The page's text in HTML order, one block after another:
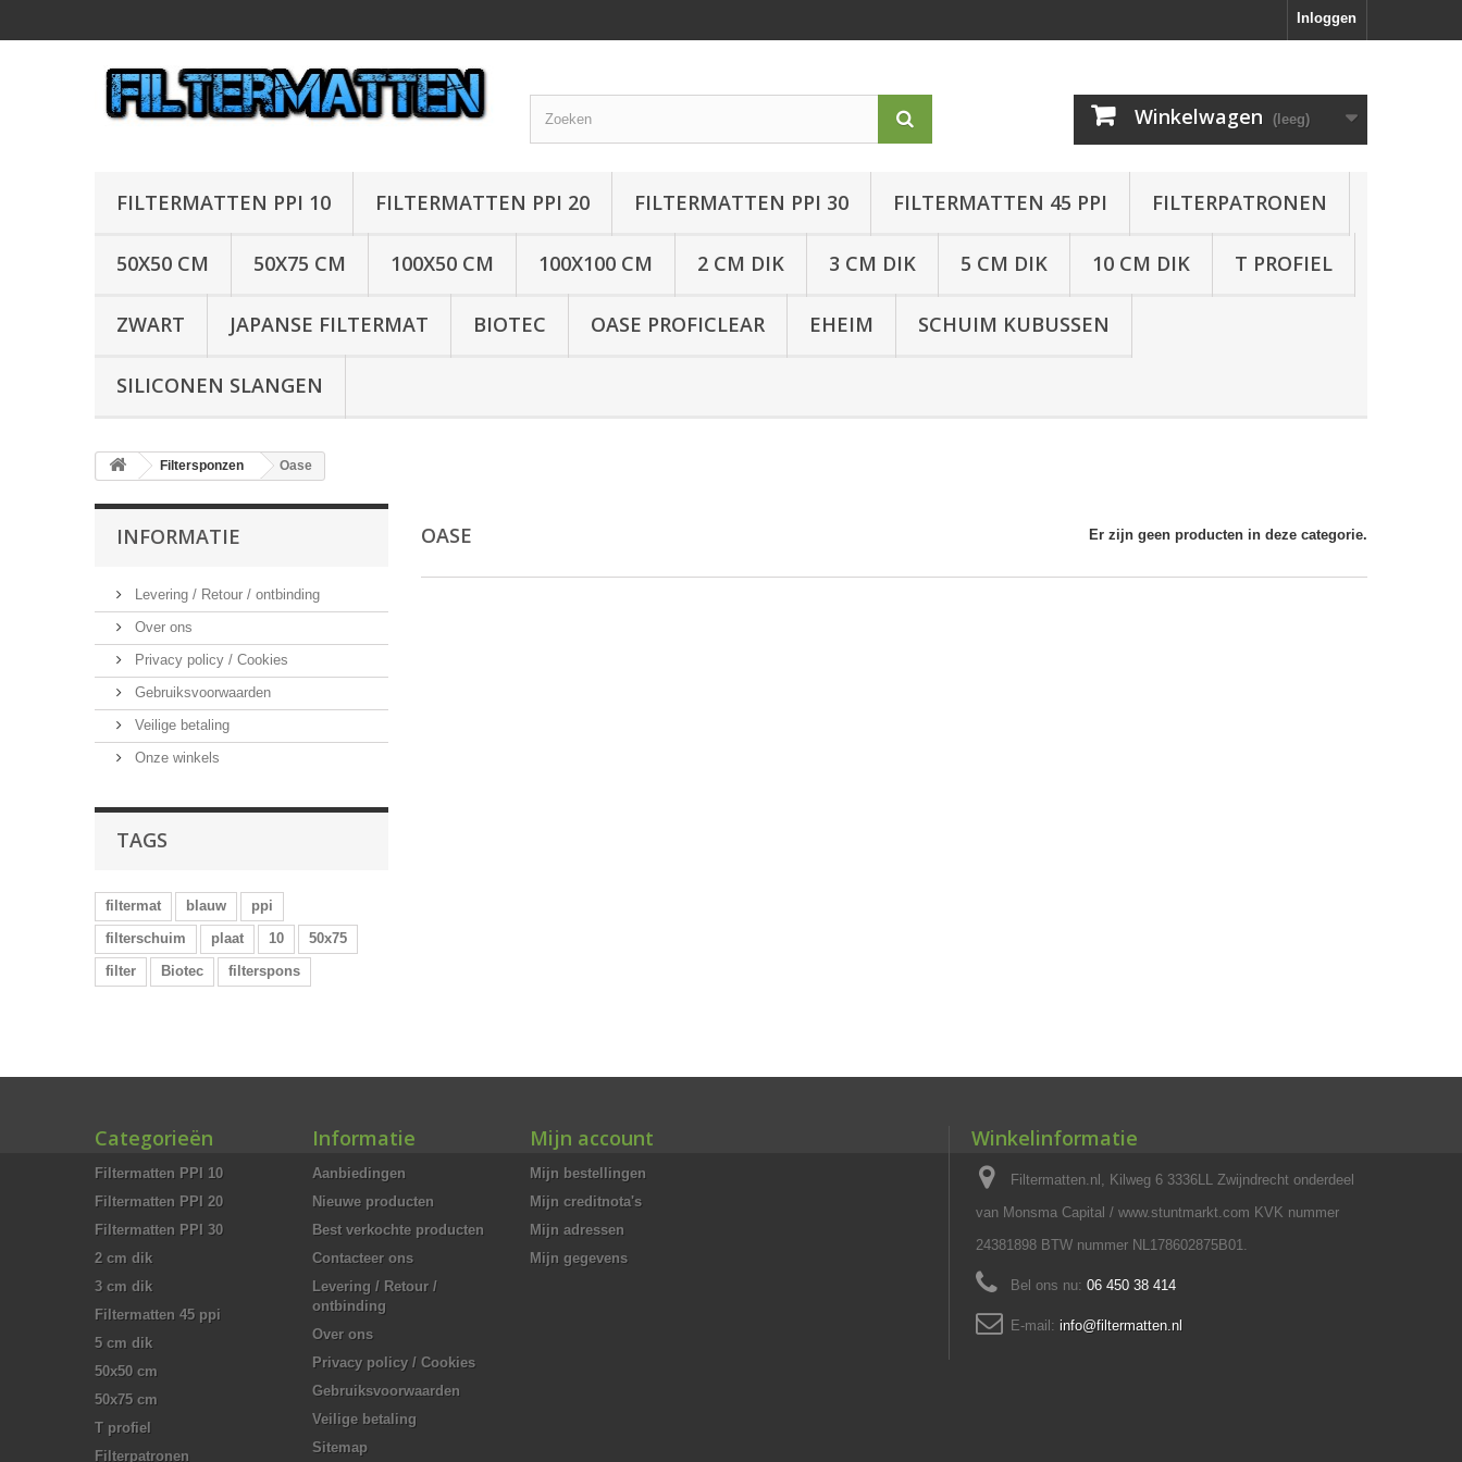
Inloggen
Winkelwagen (leeg)
FILTERMATTEN PPI 10 FILTERMATTEN PPI 20 FILTERMATTEN PPI 30 FILTERMATTEN 45 PPI FILTERPATRONEN
50X50 CM 50X75 CM 100X50 CM 100X100 CM 2 CM DIK 3 CM DIK 5 CM DIK 10 CM DIK T PROFIEL
ZWART JAPANSE FILTERMAT BIOTEC OASE PROFICLEAR EHEIM SCHUIM KUBUSSEN
SILICONEN SLANGEN
Filtersponzen Oase
INFORMATIE
Levering / Retour / ontbinding
Over ons
Privacy policy / Cookies
Gebruiksvoorwaarden
Veilige betaling
Onze winkels
TAGS
filtermat blauw
ppi
filterschuim
plaat 10
50x75
filter
Biotec filterspons
OASE Er zijn geen producten in deze categorie.
Categorieën
Filtermatten PPI 10
Filtermatten PPI 20
Filtermatten PPI 30
2 cm dik
3 cm dik
Filtermatten 45 ppi
5 cm dik
50x50 cm
50x75 cm
T profiel
Filterpatronen
Informatie
Aanbiedingen
Nieuwe producten
Best verkochte producten
Contacteer ons
Levering / Retour /
ontbinding
Over ons
Privacy policy / Cookies
Gebruiksvoorwaarden
Veilige betaling
Sitemap
Mijn account
Mijn bestellingen
Mijn creditnota's
Mijn adressen
Mijn gegevens
Winkelinformatie
Filtermatten.nl, Kilweg 6 3336LL Zwijndrecht onderdeel
van Monsma Capital / www.stuntmarkt.com KVK nummer
24381898 BTW nummer NL178602875B01.
Bel ons nu: 06 450 38 414
E-mail: info@filtermatten.nl